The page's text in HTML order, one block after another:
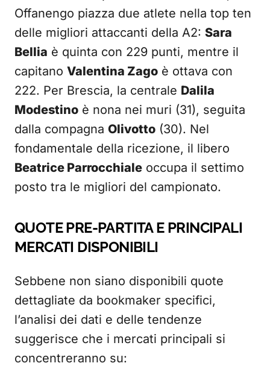
Offanengo piazza due atlete nella top ten
delle migliori attaccanti della A2: Sara
Bellia è quinta con 229 punti, mentre il
capitano Valentina Zago è ottava con
222. Per Brescia, la centrale Dalila
Modestino è nona nei muri (31), seguita
dalla compagna Olivotto (30). Nel
fondamentale della ricezione, il libero
Beatrice Parrocchiale occupa il settimo
posto tra le migliori del campionato.
QUOTE PRE-PARTITA E PRINCIPALI
MERCATI DISPONIBILI
Sebbene non siano disponibili quote
dettagliate da bookmaker specifici,
l’analisi dei dati e delle tendenze
suggerisce che i mercati principali si
concentreranno su: